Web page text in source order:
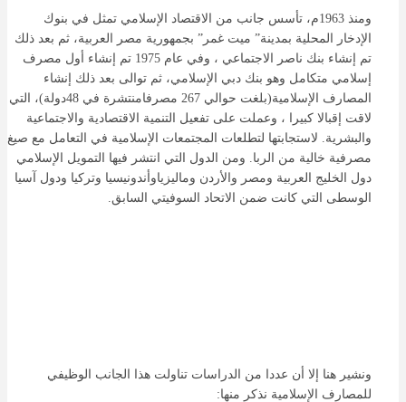
ومنذ 1963م، تأسس جانب من الاقتصاد الإسلامي تمثل في بنوك
الإدخار المحلية بمدينة” ميت غمر” بجمهورية مصر العربية، ثم بعد ذلك
تم إنشاء بنك ناصر الاجتماعي ، وفي عام 1975 تم إنشاء أول مصرف
إسلامي متكامل وهو بنك دبي الإسلامي، ثم توالى بعد ذلك إنشاء
المصارف الإسلامية(بلغت حوالي 267 مصرفامنتشرة في 48دولة)، التي
لاقت إقبالا كبيرا ، وعملت على تفعيل التنمية الاقتصادية والاجتماعية
والبشرية. لاستجابتها لتطلعات المجتمعات الإسلامية في التعامل مع صيغ
مصرفية خالية من الربا. ومن الدول التي انتشر فيها التمويل الإسلامي
دول الخليج العربية ومصر والأردن وماليزياوأندونيسيا وتركيا ودول آسيا
الوسطى التي كانت ضمن الاتحاد السوفيتي السابق.
ونشير هنا إلا أن عددا من الدراسات تناولت هذا الجانب الوظيفي
للمصارف الإسلامية نذكر منها: